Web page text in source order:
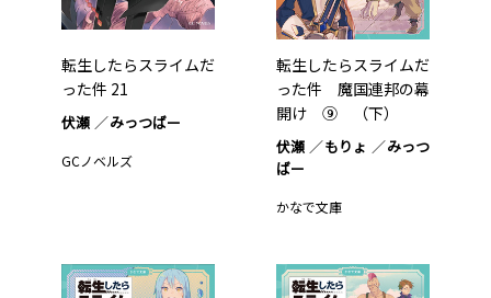
転生したらスライムだ
った件 21
伏瀬 みっつばー
GCノベルズ
転生したらスライムだ
った件 魔国連邦の幕
開け ⑨ （下）
伏瀬 もりょ
みっつ
ばー
かなで文庫